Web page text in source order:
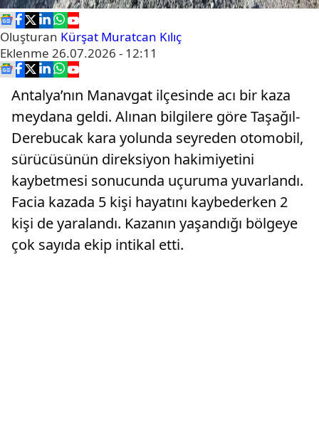
Oluşturan Kürşat Muratcan Kılıç
Eklenme 26.07.2026 - 12:11
Antalya’nın Manavgat ilçesinde acı bir kaza
meydana geldi. Alınan bilgilere göre Taşağıl-
Derebucak kara yolunda seyreden otomobil,
sürücüsünün direksiyon hakimiyetini
kaybetmesi sonucunda uçuruma yuvarlandı.
Facia kazada 5 kişi hayatını kaybederken 2
kişi de yaralandı. Kazanın yaşandığı bölgeye
çok sayıda ekip intikal etti.